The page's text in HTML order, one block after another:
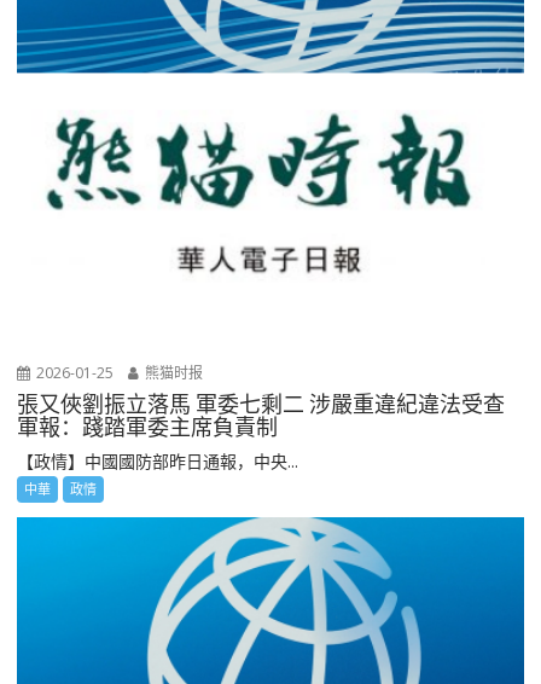
2026-01-25 熊猫时报
張又俠劉振立落馬 軍委七剩二 涉嚴重違紀違法受查
軍報：踐踏軍委主席負責制
【政情】中國國防部昨日通報，中央...
中華 政情